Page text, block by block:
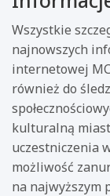
Wszystkie
najnowszych
internetowej
również do
kulturalną
uczestniczenia
możliwość
na najwyższym